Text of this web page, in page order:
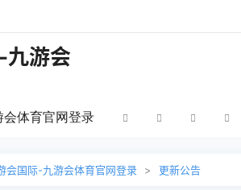
九游会
会体育官网登录
会国际-九游会体育官网登录 > 更新公告